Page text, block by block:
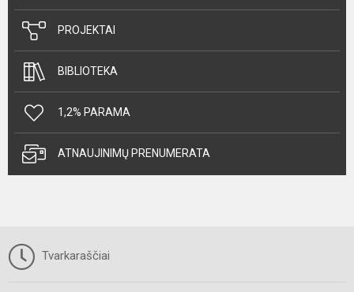
PROJEKTAI
BIBLIOTEKA
1,2% PARAMA
ATNAUJINIMŲ PRENUMERATA
Tvarkaraščiai